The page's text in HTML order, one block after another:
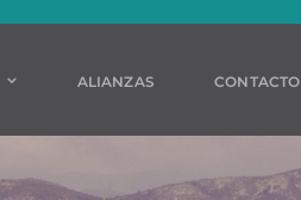
ALIANZAS CONTACTO